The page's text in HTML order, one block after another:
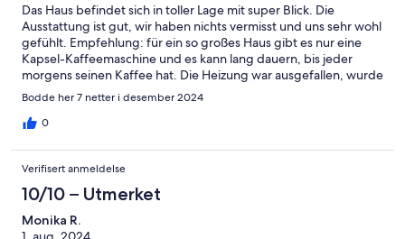
Das Haus befindet sich in toller Lage mit super Blick. Die
Ausstattung ist gut, wir haben nichts vermisst und uns sehr wohl
gefühlt. Empfehlung: für ein so großes Haus gibt es nur eine
Kapsel-Kaffeemaschine und es kann lang dauern, bis jeder
morgens seinen Kaffee hat. Die Heizung war ausgefallen, wurde
aber von der Agentur schnell behoben.
Bodde her 7 netter i desember 2024
0
Verifisert anmeldelse
10/10 – Utmerket
Monika R.